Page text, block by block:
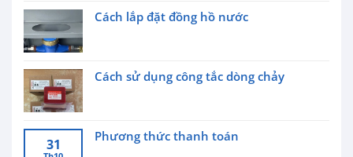
Cách lắp đặt đồng hồ nước
Cách sử dụng công tắc dòng chảy
31 Phương thức thanh toán